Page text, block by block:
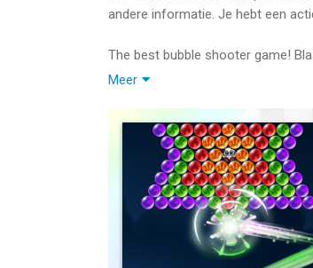
andere informatie. Je hebt een
The best bubble shooter game!
Work your way through
your Panda Pop quest. Use epic
effect!
4000+ levels with uniquely
Meer